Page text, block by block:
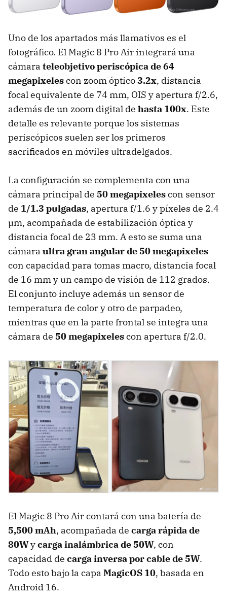
Uno de los apartados más llamativos es el
fotográfico. El Magic 8 Pro Air integrará una
cámara teleobjetivo periscópica de 64
megapixelescon zoom óptico3.2x, distancia
focal equivalente de 74 mm, OIS y apertura f/2.6,
además de un zoom digital de hasta 100x. Este
detalle es relevante porque los sistemas
periscópicos suelen ser los primeros
sacrificados en móviles ultradelgados.
La configuración se complementa con una
cámara principal de 50megapixelescon sensor
de 1/1.3 pulgadas, apertura f/1.6 y píxeles de 2.4
µm, acompañada de estabilización óptica y
distancia focal de 23 mm. A esto se suma una
cámara ultra gran angular de 50megapixeles
con capacidad para tomas macro, distancia focal
de 16 mm y un campo de visión de 112 grados.
El conjunto incluye además un sensor de
temperatura de color y otro de parpadeo,
mientras que en la parte frontal se integra una
cámara de 50megapixelescon apertura f/2.0.
El Magic 8 Pro Air contará con una batería de
5,500 mAh, acompañada de carga rápida de
80Wycarga inalámbrica de 50W, con
capacidad de carga inversa por cable de5W.
Todo esto bajo la capa MagicOS 10, basada en
Android 16.